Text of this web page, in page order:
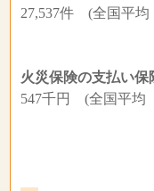
27,537件 (全国平均
火災保険の支払い
547千円 (全国平均